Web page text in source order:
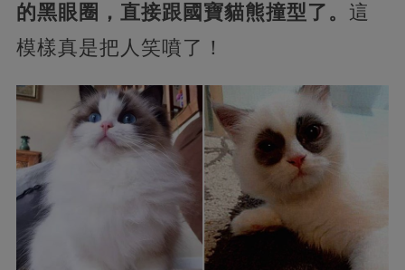
的黑眼圈，直接跟國寶貓熊撞型了。 這
模樣真是把人笑噴了！